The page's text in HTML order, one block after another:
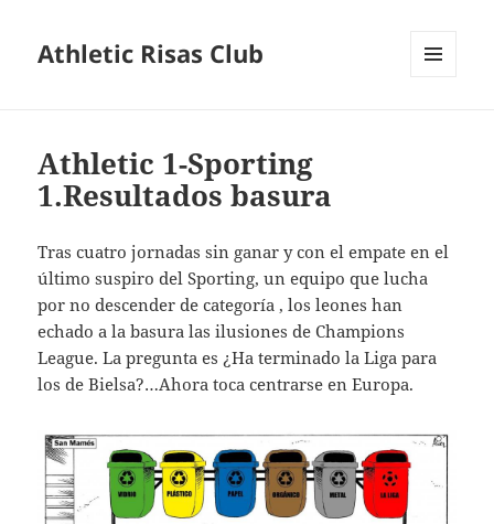
Athletic Risas Club
Athletic 1-Sporting
1.Resultados basura
Tras cuatro jornadas sin ganar y con el empate en el
último suspiro del Sporting, un equipo que lucha
por no descender de categoría , los leones han
echado a la basura las ilusiones de Champions
League. La pregunta es ¿Ha terminado la Liga para
los de Bielsa?…Ahora toca centrarse en Europa.